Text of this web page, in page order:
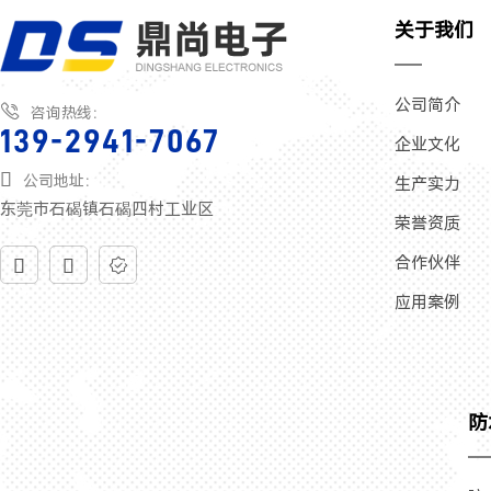
 咨询热线：
139-2941-7067
 公司地址：
东莞市石碣镇石碣四村工业区
  
关于我们
公司简介
企业文化
生产实力
荣誉资质
合作伙伴
应用案例